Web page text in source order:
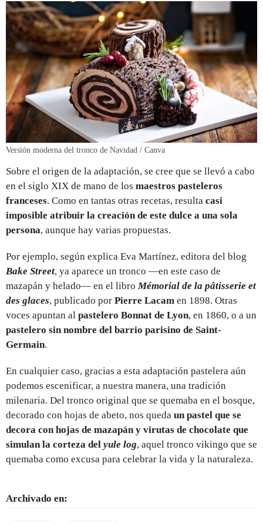
Versión moderna del tronco de Navidad / Canva
Sobre el origen de la adaptación, se cree que se llevó a cabo
en el siglo XIX de mano de los maestros pasteleros
franceses. Como en tantas otras recetas, resulta casi
imposible atribuir la creación de este dulce a una sola
persona, aunque hay varias propuestas.
Por ejemplo, según explica Eva Martínez, editora del blog
Bake Street, ya aparece un tronco —en este caso de
mazapán y helado— en el libro Mémorial de la pâtisserie et
des glaces, publicado por Pierre Lacam en 1898. Otras
voces apuntan al pastelero Bonnat de Lyon, en 1860, o a un
pastelero sin nombre del barrio parisino de Saint-
Germain.
En cualquier caso, gracias a esta adaptación pastelera aún
podemos escenificar, a nuestra manera, una tradición
milenaria. Del tronco original que se quemaba en el bosque,
decorado con hojas de abeto, nos queda un pastel que se
decora con hojas de mazapán y virutas de chocolate que
simulan la corteza del yule log, aquel tronco vikingo que se
quemaba como excusa para celebrar la vida y la naturaleza.
Archivado en: